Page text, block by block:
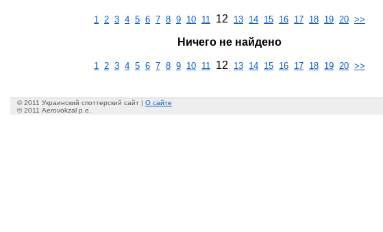
1 2 3 4 5 6 7 8 9 10 11 12 13 14 15 16 17 18 19 20 >>
Ничего не найдено
1 2 3 4 5 6 7 8 9 10 11 12 13 14 15 16 17 18 19 20 >>
© 2011 Украинский споттерский сайт | О сайте
© 2011 Aerovokzal p.e.